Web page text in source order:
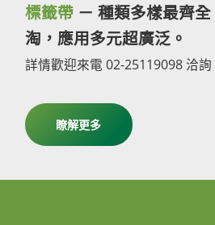
標籤帶 － 種類多樣最齊
淘，應用多元超廣泛。
詳情歡迎來電 02-25119098 洽詢
瞭解更多